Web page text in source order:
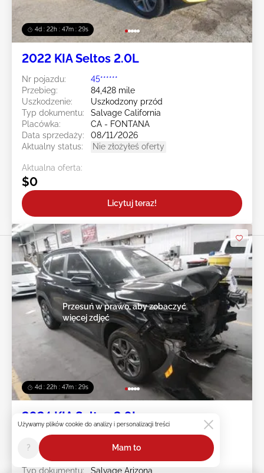
4d : 22h : 47m : 27s
2022 KIA Seltos 2.0L
Nr pojazdu:
45******
Przebieg:
84,428 mile
Uszkodzenie:
Uszkodzony przód
Typ dokumentu:
Salvage California
Placówka:
CA - FONTANA
Data sprzedaży:
08/11/2026
Aktualny status:
Nie złożyłeś oferty
Aktualna oferta:
$0
Licytuj teraz!
4d : 22h : 47m : 27s
Przesuń w prawo, aby zobaczyć
więcej zdjęć
2024 KIA Seltos 2.0L
Nr pojazdu:
45******
Przebieg:
1 mile
Uszkodzenie:
Uszkodzony przód
Typ dokumentu:
Salvage Arizona
Używamy plików cookie do analizy i personalizacji treści
? Mam to